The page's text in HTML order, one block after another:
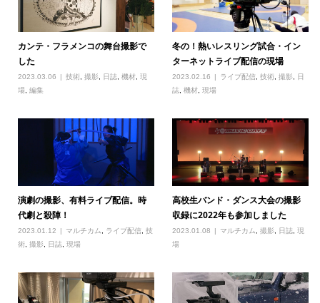
カンテ・フラメンコの舞台撮影で
した
2023.03.06 技術, 撮影, 日誌 機材, 現
場, 編集
冬の！熱いレスリング試合・イン
ターネットライブ配信の現場
2023.02.16 ライブ配信 ,技術 ,撮影
日
誌
,機材 ,現場
演劇の撮影、有料ライブ配信。時
代劇と殺陣！
2023.01.12 マルチカム ライブ配信
技
術, 撮影, 日誌 現場
高校生バンド・ダンス大会の撮影
収録に2022年も参加しました
2023.01.08 マルチカム ,撮影 日誌 ,現
場